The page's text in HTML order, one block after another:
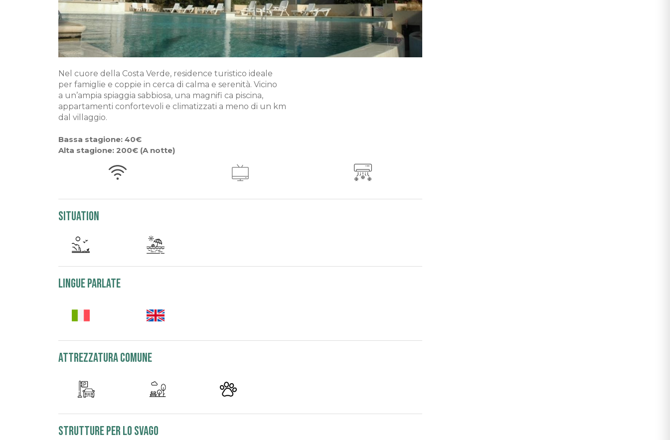
Nel cuore della Costa Verde, residence turistico ideale
per famiglie e coppie in cerca di calma e serenità. Vicino
a un’ampia spiaggia sabbiosa, una magnifi ca piscina,
appartamenti confortevoli e climatizzati a meno di un km
dal villaggio.
Bassa stagione: 40€
Alta stagione: 200€ (A notte)
Situation
Lingue parlate
attrezzatura comune
strutture per lo svago